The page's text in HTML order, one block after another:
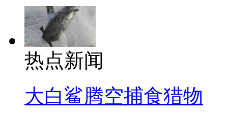
热点新闻
大白鲨腾空捕食猎物